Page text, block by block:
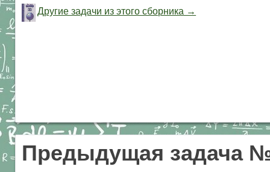
Другие задачи из этого сборника →
Предыдущая задача